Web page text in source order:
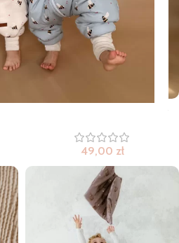
Poduszka wzór Pszczółki
49,00 zł